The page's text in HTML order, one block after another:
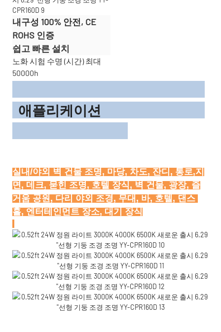
내구성 100% 안전, CE
ROHS 인증
쉽고 빠른 설치
노화 시험 수명 (시간) 최대
50000h
애플리케이션
실내/야외 벽 건물 조명, 마당, 차도, 잔디, 통로,지
면, 데크, 묻힌 조명, 호텔 장식, 벽 건물, 광장, 즐
거움 공원, 다리 야외 조경, 무대, 바, 호텔, 댄스